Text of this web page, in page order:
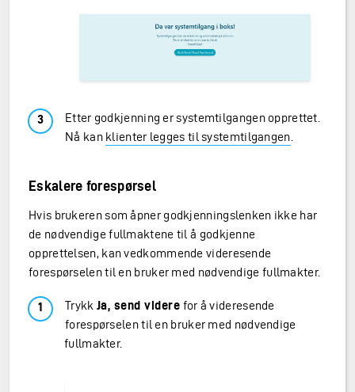
Etter godkjenning er systemtilgangen opprettet.
Nå kan klienter legges til systemtilgangen
Eskalere forespørsel
Hvis brukeren som åpner godkjenningslenken ikke har
de nødvendige fullmaktene til å godkjenne
opprettelsen, kan vedkommende videresende
forespørselen til en bruker med nødvendige fullmakter.
Trykk Ja, send videre for å videresende
forespørselen til en bruker med nødvendige
fullmakter.